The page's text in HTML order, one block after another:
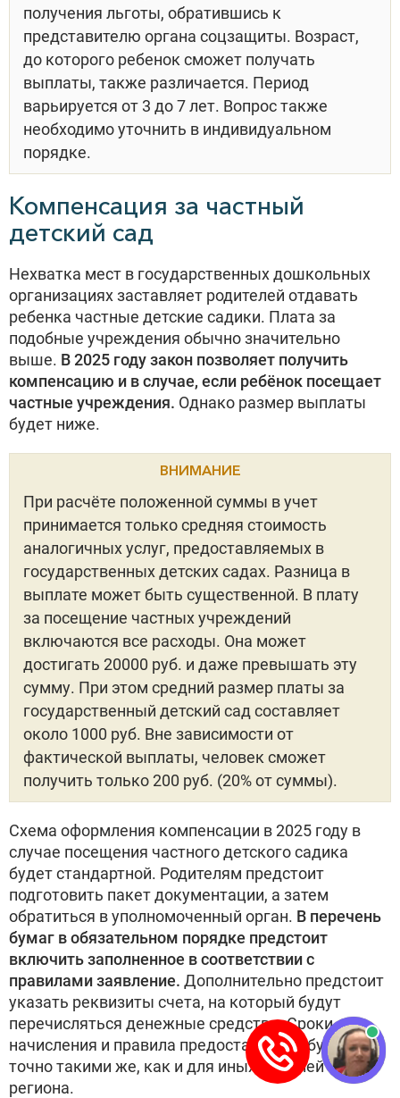
получения льготы, обратившись к
представителю органа соцзащиты. Возраст,
до которого ребенок сможет получать
выплаты, также различается. Период
варьируется от 3 до 7 лет. Вопрос также
необходимо уточнить в индивидуальном
порядке.
Компенсация за частный
детский сад
Нехватка мест в государственных дошкольных
организациях заставляет родителей отдавать
ребенка частные детские садики. Плата за
подобные учреждения обычно значительно
выше. В 2025 году закон позволяет получить
компенсацию и в случае, если ребёнок посещает
частные учреждения. Однако размер выплаты
будет ниже.
ВНИМАНИЕ
При расчёте положенной суммы в учет
принимается только средняя стоимость
аналогичных услуг, предоставляемых в
государственных детских садах. Разница в
выплате может быть существенной. В плату
за посещение частных учреждений
включаются все расходы. Она может
достигать 20000 руб. и даже превышать эту
сумму. При этом средний размер платы за
государственный детский сад составляет
около 1000 руб. Вне зависимости от
фактической выплаты, человек сможет
получить только 200 руб. (20% от суммы).
Схема оформления компенсации в 2025 году в
случае посещения частного детского садика
будет стандартной. Родителям предстоит
подготовить пакет документации, а затем
обратиться в уполномоченный орган. В перечень
бумаг в обязательном порядке предстоит
включить заполненное в соответствии с
правилами заявление. Дополнительно предстоит
указать реквизиты счета, на который будут
перечисляться денежные средства. Сроки
начисления и правила предоставления будут
точно такими же, как и для иных жителей
региона.